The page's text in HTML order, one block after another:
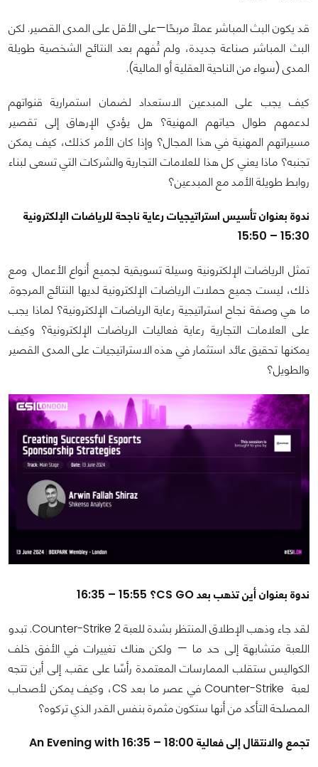
قد يكون البث المباشر عملاً مربحًا—على الأقل على المدى القصير. لكن
البث المباشر صناعة جديدة، ولم تُفهم بعد النتائج الشخصية طويلة
المدى (سواء من الناحية العقلية أو المالية).
كيف يجب على المبدعين الاستعداد لضمان استمرارية قنواتهم
لدعمهم طوال حياتهم المهنية؟ هل يؤدي الإرهاق إلى تقصير
مسيراتهم المهنية في هذا المجال؟ وإذا كان الأمر كذلك، كيف يمكن
تجنبه؟ ماذا يعني كل هذا للعلامات التجارية والشركات التي تسعى لبناء
روابط طويلة الأمد مع المبدعين؟
ندوة بعنوان تأسيس استراتيجيات رعاية ناجحة للرياضات الإلكترونية
15:30 – 15:50
تمثل الرياضات الإلكترونية وسيلة تسويقية لجميع أنواع الأعمال. ومع
ذلك، ليست جميع حملات الرياضات الإلكترونية لديها النتائج المرجوة.
ما هي وصفة نجاح استراتيجية رعاية الرياضات الإلكترونية؟ لماذا يجب
على العلامات التجارية رعاية فعاليات الرياضات الإلكترونية؟ وكيف
يمكنها تحقيق عائد استثمار في هذه الاستراتيجيات على المدى القصير
والطويل؟
ندوة بعنوان أين تذهب بعد CS GO؟ 15:55 – 16:35
لقد جاء وذهب الإطلاق المنتظر بشدة للعبة Counter-Strike 2. تبدو
اللعبة متشابهة إلى حد ما — ولكن هناك تغييرات في الأفق خلف
الكواليس ستقلب الممارسات المعتمدة رأسًا على عقب. إلى أين تتجه
لعبة Counter-Strike في عصر ما بعد CS، وكيف يمكن لأصحاب
المصلحة التأكد من أنها ستكون مثمرة بنفس القدر الذي تركوه؟
تجمع والانتقال إلى فعالية An Evening with 16:35 – 18:00